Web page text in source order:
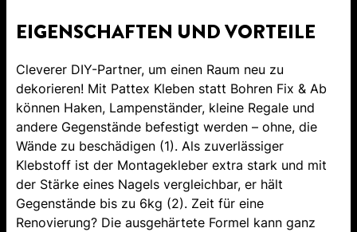
EIGENSCHAFTEN UND VORTEILE
Cleverer DIY-Partner, um einen Raum neu zu
dekorieren! Mit Pattex Kleben statt Bohren Fix & Ab
können Haken, Lampenständer, kleine Regale und
andere Gegenstände befestigt werden – ohne, die
Wände zu beschädigen (1). Als zuverlässiger
Klebstoff ist der Montagekleber extra stark und mit
der Stärke eines Nagels vergleichbar, er hält
Gegenstände bis zu 6kg (2). Zeit für eine
Renovierung? Die ausgehärtete Formel kann ganz